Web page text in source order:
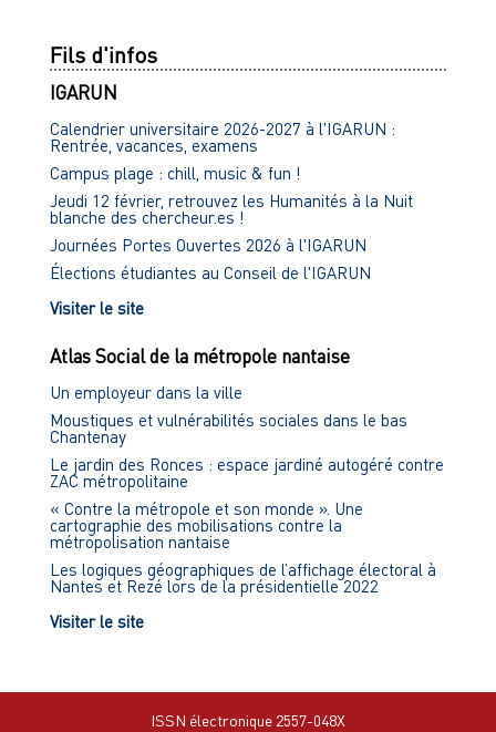
Fils d'infos
IGARUN
Calendrier universitaire 2026-2027 à l'IGARUN :
Rentrée, vacances, examens
Campus plage : chill, music & fun !
Jeudi 12 février, retrouvez les Humanités à la Nuit
blanche des chercheur.es !
Journées Portes Ouvertes 2026 à l'IGARUN
Élections étudiantes au Conseil de l'IGARUN
Visiter le site
Atlas Social de la métropole nantaise
Un employeur dans la ville
Moustiques et vulnérabilités sociales dans le bas
Chantenay
Le jardin des Ronces : espace jardiné autogéré contre
ZAC métropolitaine
« Contre la métropole et son monde ». Une
cartographie des mobilisations contre la
métropolisation nantaise
Les logiques géographiques de l’affichage électoral à
Nantes et Rezé lors de la présidentielle 2022
Visiter le site
ISSN électronique 2557-048X